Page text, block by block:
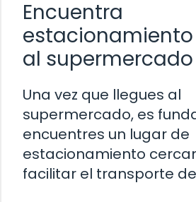
Encuentra
al supermercado
Una vez que llegues al
supermercado, es
encuentres un lugar de
estacionamiento
facilitar el transporte